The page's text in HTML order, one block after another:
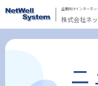
企業向けインターネ
株式会社ネ